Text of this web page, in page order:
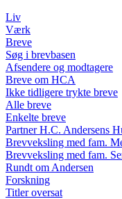
Liv
Værk
Breve
Søg i brevbasen
Afsendere og modtagere
Breve om HCA
Ikke tidligere trykte breve
Alle breve
Enkelte breve
Partner H.C. Andersens
Brevveksling med fam.
Brevveksling med fam.
Rundt om Andersen
Forskning
Titler oversat